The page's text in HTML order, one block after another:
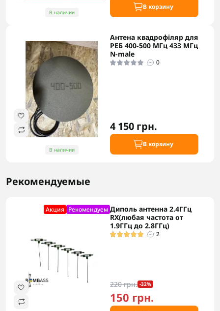
В наличии
В корзину
В наличии
Антена квадрофіляр для
РЕБ 400-500 МГц 433 МГц
N-male
0
4 150 грн.
В корзину
Рекомендуемые
Акция Рекомендуем Диполь антенна 2.4ГГц
RX(любая частота от
1.9ГГц до 2.8ГГц)
2
220 грн. -32%
150 грн.